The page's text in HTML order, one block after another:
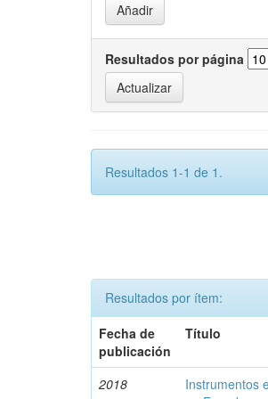
Resultados por página
Resultados 1-1 de 1.
Resultados por ítem:
Fecha de
publicación
Título
2018
Instrumentos